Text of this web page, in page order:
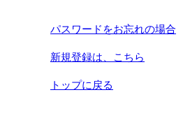
パスワードをお忘れの場合
新規登録は、こちら
トップに戻る